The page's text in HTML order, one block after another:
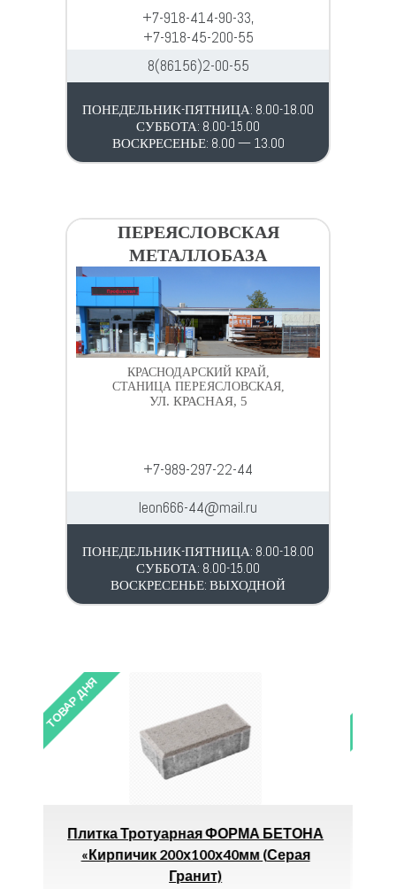
+7-918-414-90-33,
+7-918-45-200-55
8(86156)2-00-55
ПОНЕДЕЛЬНИК-ПЯТНИЦА: 8.00-18.00
СУББОТА: 8.00-15.00
ВОСКРЕСЕНЬЕ: 8.00 — 13.00
ПЕРЕЯСЛОВСКАЯ
МЕТАЛЛОБАЗА
КРАСНОДАРСКИЙ КРАЙ,
СТАНИЦА ПЕРЕЯСЛОВСКАЯ,
УЛ. КРАСНАЯ, 5
+7-989-297-22-44
leon666-44@mail.ru
ПОНЕДЕЛЬНИК-ПЯТНИЦА: 8.00-18.00
СУББОТА: 8.00-15.00
ВОСКРЕСЕНЬЕ: ВЫХОДНОЙ
БЕТОНА
Компенсатор РТП-Белый 20 *
80.00р.